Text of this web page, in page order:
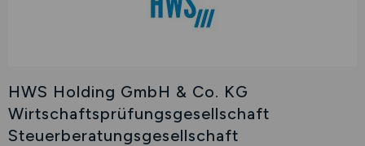
HWS Holding GmbH & Co. KG
Wirtschaftsprüfungsgesellschaft
Steuerberatungsgesellschaft